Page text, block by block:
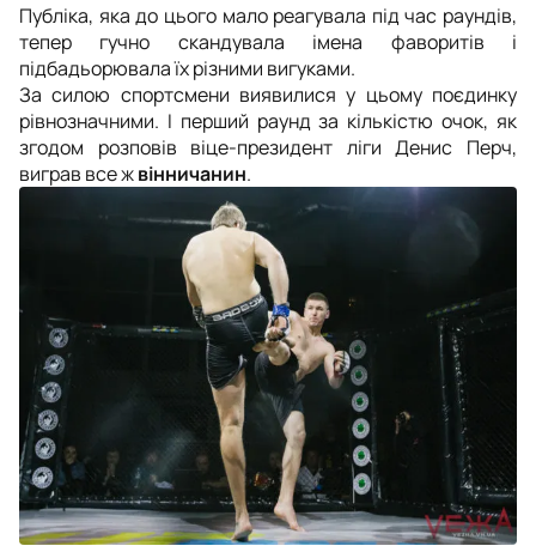
Публіка, яка до цього мало реагувала під час раундів,
тепер гучно скандувала імена фаворитів і
підбадьорювала їх різними вигуками.
За силою спортсмени виявилися у цьому поєдинку
рівнозначними. І перший раунд за кількістю очок, як
згодом розповів віце-президент ліги Денис Перч,
виграв все жвінничанин.